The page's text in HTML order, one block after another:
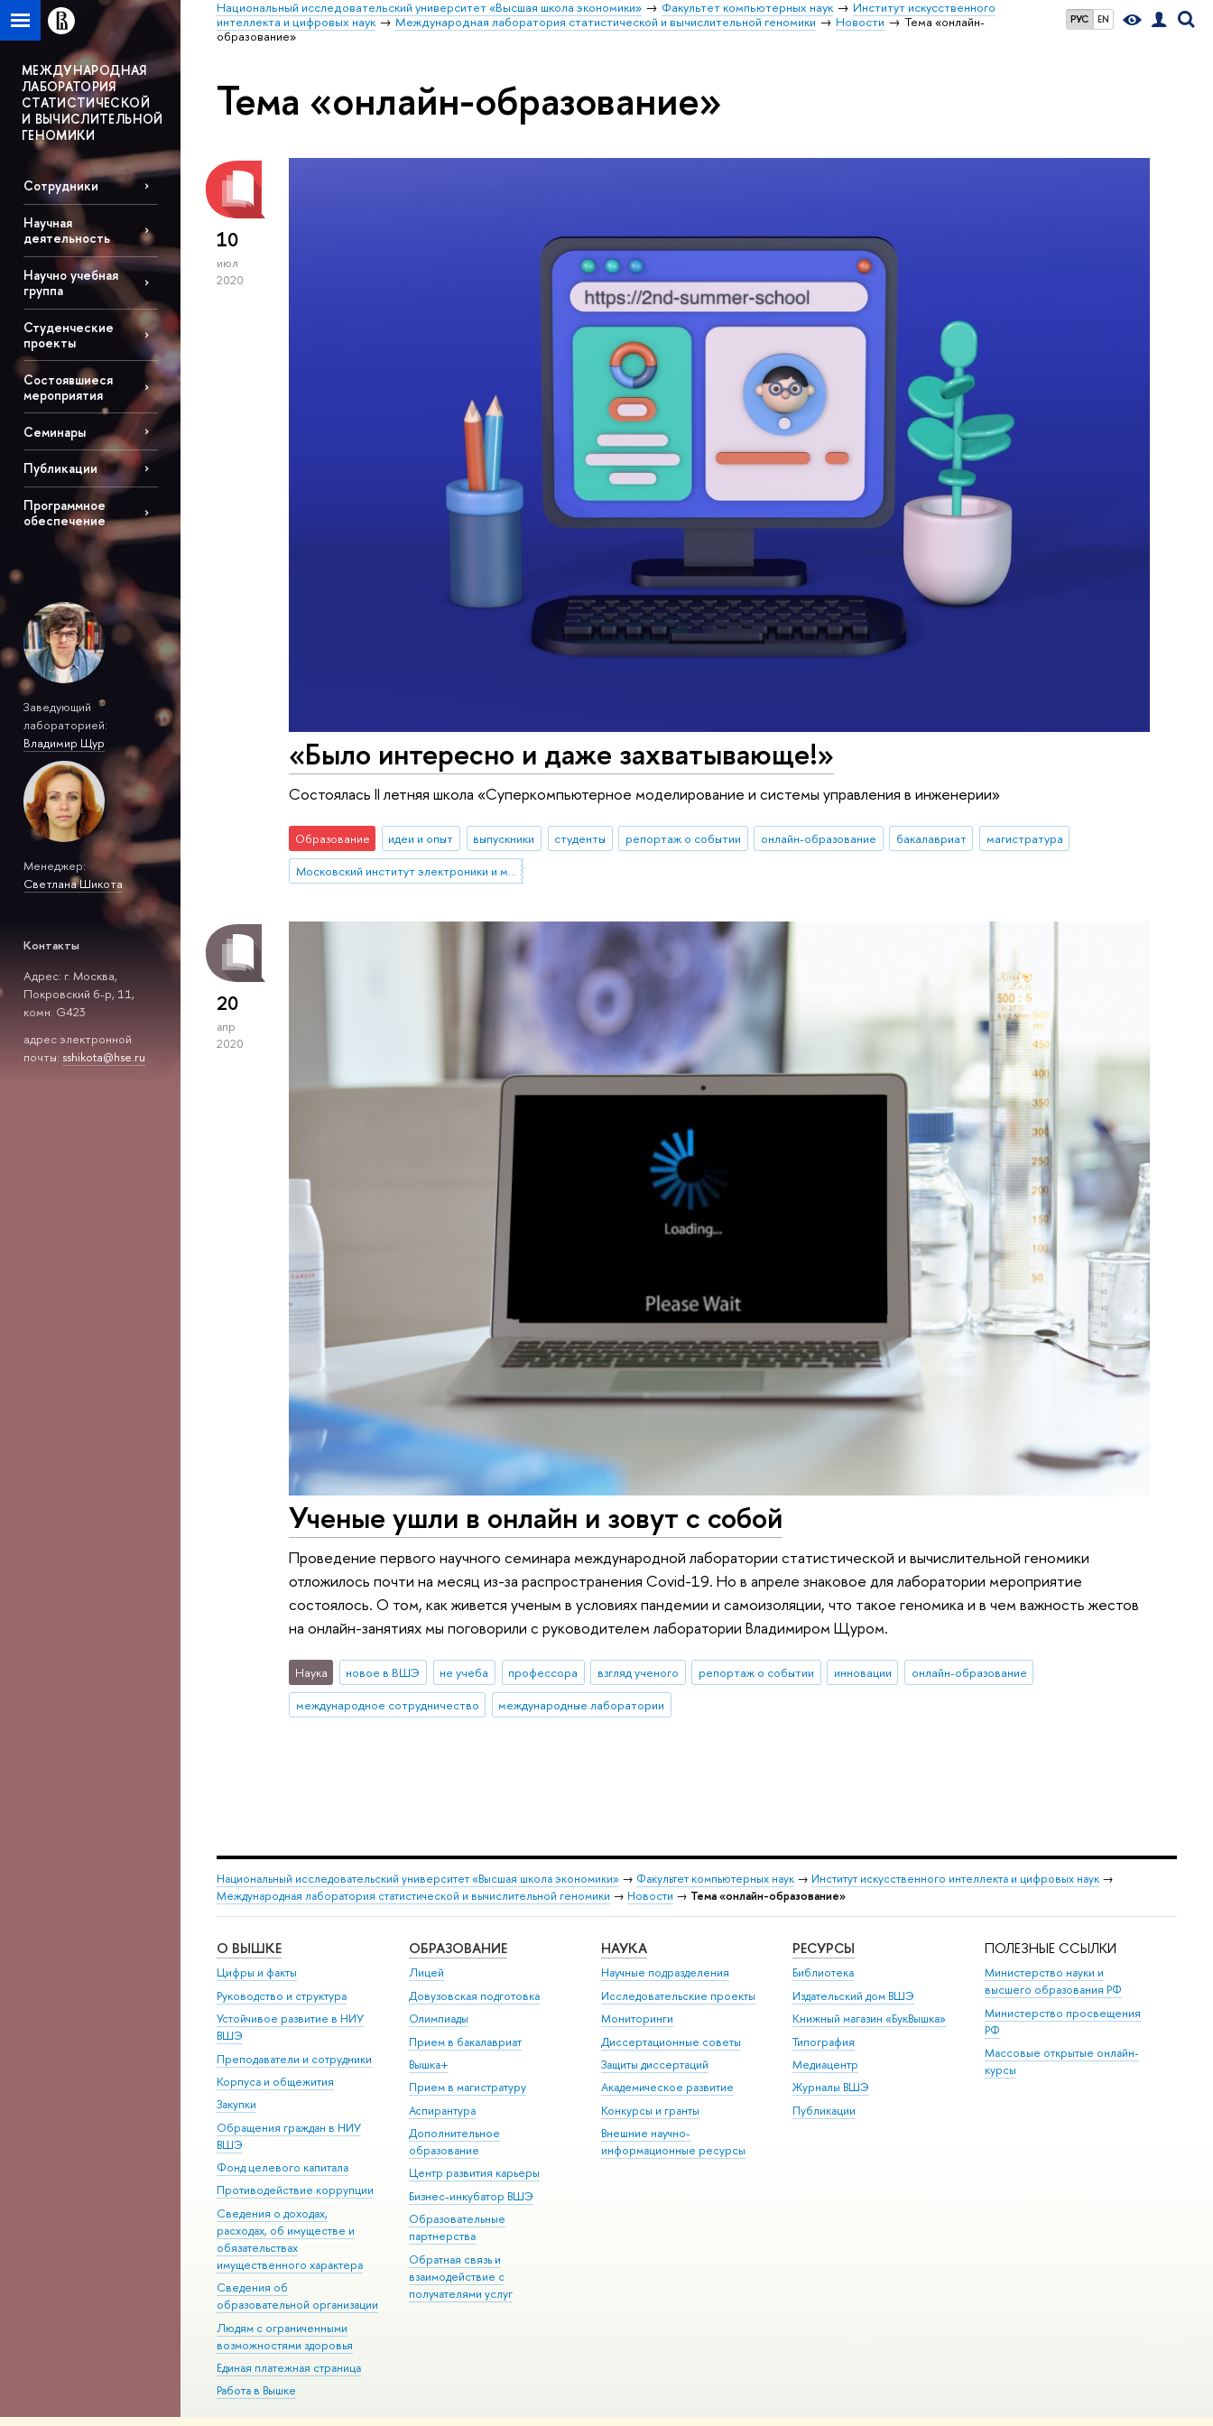
РУС EN
Национальный исследовательский университет «Высшая школа экономики» Факультет компьютерных наук
Институт искусственного
интеллекта и цифровых наук
Международная лаборатория статистической и вычислительной геномики Новости
Тема «онлайн-
образование»
МЕЖДУНАРОДНАЯ
ЛАБОРАТОРИЯ
СТАТИСТИЧЕСКОЙ
И ВЫЧИСЛИТЕЛЬНОЙ
ГЕНОМИКИ
Сотрудники
Научная
деятельность
Научно учебная
группа
Студенческие
проекты
Состоявшиеся
мероприятия
Семинары
Публикации
Программное
обеспечение
Заведующий
лабораторией:
Владимир Щур
Менеджер:
Светлана Шикота
Контакты
Адрес: г. Москва,
Покровский б-р, 11,
комн. G423
адрес электронной
почты: sshikota@hse.ru
Тема «онлайн-образование»
10
июл
2020
«Было интересно и даже захватывающе!»
Состоялась II летняя школа «Суперкомпьютерное моделирование и системы управления в инженерии»
Образование идеи и опыт выпускники студенты репортаж о событии онлайн-образование бакалавриат
магистратура
Московский институт электроники и математики им. А.Н. Тихонова
20
апр
2020
Ученые ушли в онлайн и зовут с собой
Проведение первого научного семинара международной лаборатории статистической и вычислительной геномики
отложилось почти на месяц из-за распространения Covid-19. Но в апреле знаковое для лаборатории мероприятие
состоялось. О том, как живется ученым в условиях пандемии и самоизоляции, что такое геномика и в чем важность жестов
на онлайн-занятиях мы поговорили с руководителем лаборатории Владимиром Щуром.
Наука новое в ВШЭ не учеба профессора взгляд ученого репортаж о событии инновации
онлайн-образование
международное сотрудничество
международные лаборатории
Национальный исследовательский университет «Высшая школа экономики» → Факультет компьютерных наук → Институт искусственного интеллекта и цифровых наук →
Международная лаборатория статистической и вычислительной геномики → Новости → Тема «онлайн-образование»
О ВЫШКЕ
Цифры и факты
Руководство и структура
Устойчивое развитие в НИУ
ВШЭ
Преподаватели и сотрудники
Корпуса и общежития
Закупки
Обращения граждан в НИУ
ВШЭ
Фонд целевого капитала
Противодействие коррупции
Сведения о доходах,
расходах, об имуществе и
обязательствах
имущественного характера
Сведения об
образовательной организации
Людям с ограниченными
возможностями здоровья
Единая платежная страница
Работа в Вышке
ОБРАЗОВАНИЕ
Лицей
Довузовская подготовка
Олимпиады
Прием в бакалавриат
Вышка+
Прием в магистратуру
Аспирантура
Дополнительное
образование
Центр развития карьеры
Бизнес-инкубатор ВШЭ
Образовательные
партнерства
Обратная связь и
взаимодействие с
получателями услуг
НАУКА
Научные подразделения
Исследовательские проекты
Мониторинги
Диссертационные советы
Защиты диссертаций
Академическое развитие
Конкурсы и гранты
Внешние научно-
информационные ресурсы
РЕСУРСЫ
Библиотека
Издательский дом ВШЭ
Книжный магазин «БукВышка»
Типография
Медиацентр
Журналы ВШЭ
Публикации
ПОЛЕЗНЫЕ ССЫЛКИ
Министерство науки и
высшего образования РФ
Министерство просвещения
РФ
Массовые открытые онлайн-
курсы